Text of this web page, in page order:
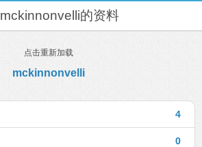
mckinnonvelli的资料
点击重新加载
mckinnonvelli
4
0